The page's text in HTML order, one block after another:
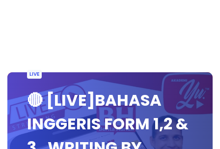
LIVE
🔴 [LIVE]BAHASA
INGGERIS FORM 1,2 &